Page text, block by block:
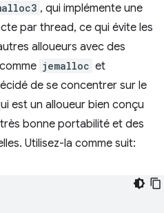
, qui implémente une
par thread, ce qui évite les
alloueurs avec des
jemalloc et
de se concentrer sur le
est un alloueur bien conçu
bonne portabilité et des
Utilisez-la comme suit: